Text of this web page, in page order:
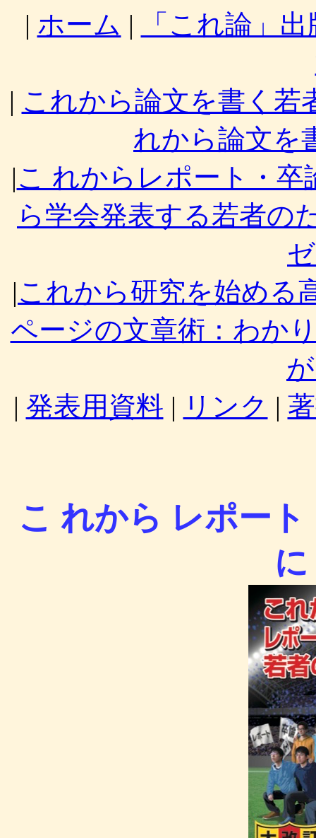
| ホーム |
「これ論」
| これから論文を書く若
れから論文を
|こ れからレポート・
ら学会発表する若者の
|これから研究を始める
ページの文章術：わか
| 発表用資料 | リンク |
こ れから レポー